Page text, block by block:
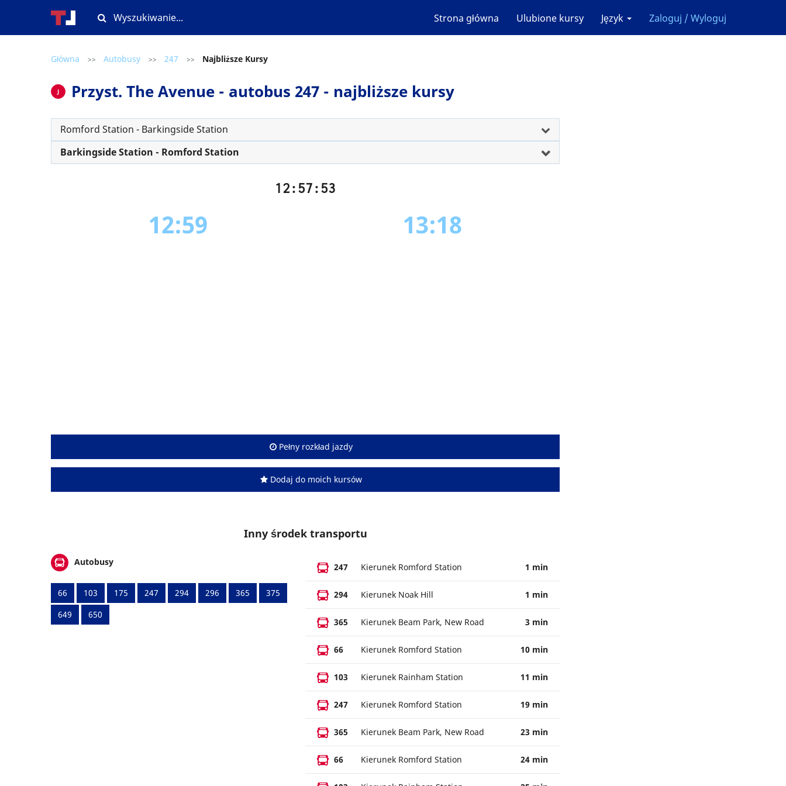
Strona główna Ulubione kursy Język Zaloguj / Wyloguj
Główna >> Autobusy >> 247 >> Najbliższe Kursy
J Przyst. The Avenue - autobus 247 - najbliższe kursy
Romford Station - Barkingside Station
Barkingside Station - Romford Station
12:57:54
12:59 13:18
Pełny rozkład jazdy
Dodaj do moich kursów
Inny środek transportu
Autobusy
66 103 175 247 294 296 365
375
649
650
247 Kierunek Romford Station 1 min
294 Kierunek Noak Hill 1 min
365 Kierunek Beam Park, New Road 3 min
66 Kierunek Romford Station 10 min
103 Kierunek Rainham Station 11 min
247 Kierunek Romford Station 19 min
365 Kierunek Beam Park, New Road 23 min
66 Kierunek Romford Station 24 min